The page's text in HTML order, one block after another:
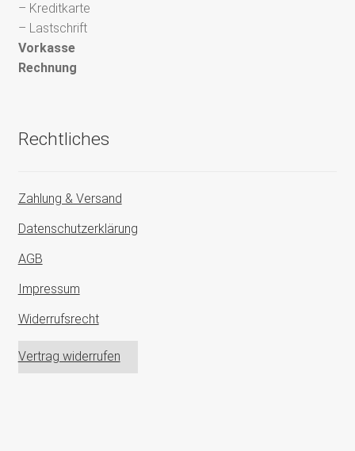
– Kreditkarte
– Lastschrift
Vorkasse
Rechnung
Rechtliches
Zahlung & Versand
Datenschutzerklärung
AGB
Impressum
Widerrufsrecht
Vertrag widerrufen